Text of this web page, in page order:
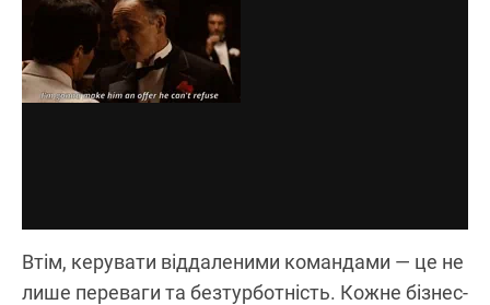
Втім, керувати віддаленими командами — це не
лише переваги та безтурботність. Кожне бізнес-